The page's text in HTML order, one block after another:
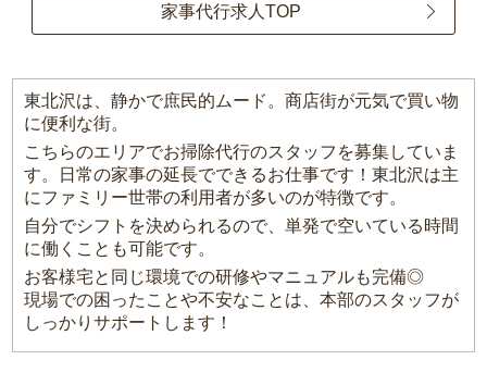
家事代行求人TOP
東北沢は、静かで庶民的ムード。商店街が元気で買い物
に便利な街。
こちらのエリアでお掃除代行のスタッフを募集していま
す。日常の家事の延長でできるお仕事です！東北沢は主
にファミリー世帯の利用者が多いのが特徴です。
自分でシフトを決められるので、単発で空いている時間
に働くことも可能です。
お客様宅と同じ環境での研修やマニュアルも完備◎
現場での困ったことや不安なことは、本部のスタッフが
しっかりサポートします！